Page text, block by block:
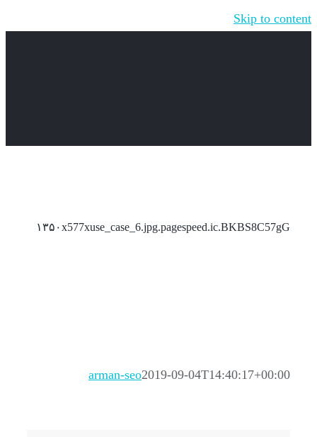
Skip to content
۱۳۵۰x577xuse_case_6.jpg.pagespeed.ic.BKBS8C57gG
arman-seo2019-09-04T14:40:17+00:00